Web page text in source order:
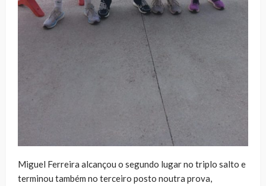
Miguel Ferreira alcançou o segundo lugar no triplo salto e
terminou também no terceiro posto noutra prova,